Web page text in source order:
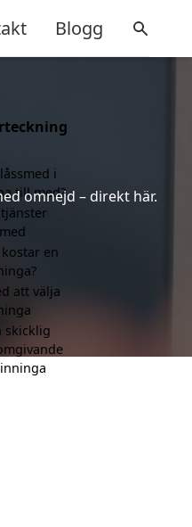
Blogg
omnejd – direkt här.
i
till med?
en
att välja
skicklig